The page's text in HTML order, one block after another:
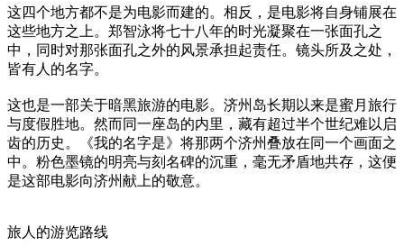
这四个地方都不是为电影而建的。相反，是电影将自身铺展在
这些地方之上。郑智泳将七十八年的时光凝聚在一张面孔之
中，同时对那张面孔之外的风景承担起责任。镜头所及之处，
皆有人的名字。
这也是一部关于暗黑旅游的电影。济州岛长期以来是蜜月旅行
与度假胜地。然而同一座岛的内里，藏有超过半个世纪难以启
齿的历史。《我的名字是》将那两个济州叠放在同一个画面之
中。粉色墨镜的明亮与刻名碑的沉重，毫无矛盾地共存，这便
是这部电影向济州献上的敬意。
旅人的游览路线